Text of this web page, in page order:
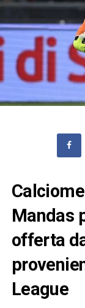
Mandas
offerta
League